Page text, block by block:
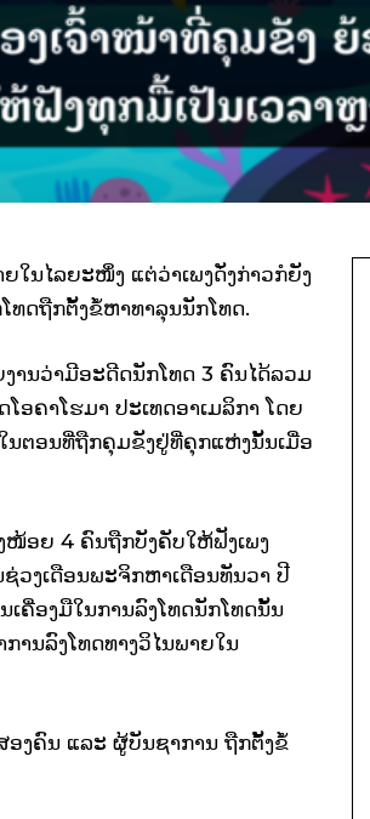
ໃນໄລຍະໜຶ່ງ ແຕ່ວ່າເພງດັ່ງກ່າວກໍຍັງ
ທດຖືກຕັ້ງຂໍ້ຫາທາລຸນນັກໂທດ.
ານວ່າມີອະດີດນັກໂທດ 3 ຄົນໄດ້ລວມ
ອຄາໂຮມາ ປະເທດອາເມລິກາ ໂດຍ
ນຕອນທີ່ຖືກຄຸມຂັງຢູ່ທີ່ຄຸກແຫ່ງນັ້ນເມື່ອ
ໜ້ອຍ 4 ຄົນຖືກບັງຄັບໃຫ້ຟັງເພງ
ຊ່ວງເດືອນພະຈິກຫາເດືອນທັນວາ ປີ
ຄື່ອງມືໃນການລົງໂທດນັກໂທດນັ້ນ
ານລົງໂທດທາງວິໄນພາຍໃນ
ອງຄົນ ແລະ ຜູ້ບັນຊາການ ຖືກຕັ້ງຂໍ້